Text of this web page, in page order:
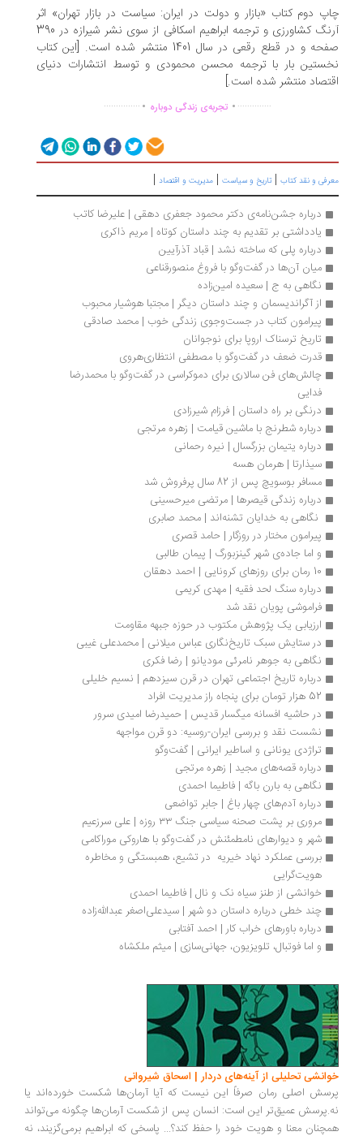
دوم کتاب «بازار و دولت در ایران: سیاست در بازار تهران» اثر
آرنگ کشاورزی و ترجمه ابراهیم اسکافی از سوی نشر شیرازه در 390
صفحه و در قطع رقعی در سال 1401 منتشر شده است. [این کتاب
بار با ترجمه محسن محمودی و توسط انتشارات دنیای
منتشر شده است.]
............... .تجربه‌ی زندگی دوباره ...............
و نقد کتاب|تاریخ و سیاست |مدیریت و اقتصاد|
درباره جشن‌نامه‌ی دکتر محمود جعفری دهقی | علیرضا کاتب
یادداشتی بر تقدیم به چند داستان کوتاه | مریم ذاکری
درباره پلی که ساخته نشد | قباد آذرآیین
میان آن‌ها در گفت‌وگو با فروغ منصورقناعی
نگاهی به ج | سعیده امین‌زاده
از آگراندیسمان و چند داستان دیگر | مجتبا هوشیار محبوب
پیرامون کتاب در جست‌وجوی زندگی خوب | محمد صادقی
تاریخ ترسناک اروپا برای نوجوانان
قدرت ضعف در گفت‌وگو با مصطفی انتظاری‌هروی
چالش‌های فن سالاری برای دموکراسی در گفت‌وگو با محمدرضا
درنگی بر راه داستان‌ | فرزام شیرزادی
درباره شطرنج با ماشین قیامت | زهره مرتجی
درباره یتیمان بزرگسال | نیره رحمانی
سیذارتا | هرمان هسه
مسافر بوسویچ پس از 82 سال پرفروش شد
درباره زندگی قیصرها | مرتضی میرحسینی
نگاهی به خدایان تشنه‌اند | محمد صابری
پیرامون مختار در روزگار | حامد قصری
و اما جاده‌ی شهر گینزبورگ | پیمان طالبی
درباره سنگ لحد فقیه | مهدی کریمی
فراموشی پویان نقد شد
ارزیابی یک پژوهش‌ مکتوب در حوزه جبهه مقاومت
در ستایش سبک تاریخ‌نگاری عباس میلانی | محمدعلی غیبی
نگاهی به جوهر نامرئی مودیانو | رضا فکری
درباره تاریخ اجتماعی تهران در قرن سیزدهم | نسیم خلیلی
در حاشیه افسانه میگسار قدیس | حمیدرضا امیدی‌ سرور
نشست نقد و بررسی ایران-روسیه: دو قرن مواجهه
تراژدی یونانی و اساطیر ایرانی | گفت‌وگو
درباره قصه‌های مجید | زهره مرتجی
نگاهی به بارن باگه | فاطیما احمدی
درباره آدم‌های چهار باغ | جابر تواضعی
مروری بر پشت صحنه سیاسی جنگ ۳۳ روزه | علی سرزعیم
شهر و دیوارهای نامطمئنش در گفت‌وگو با هاروکی موراکامی
بررسی عملکرد نهاد خیریه  در تشیع، همبستگی و مخاطره
هویت‌گرایی
خوانشی از طنز سیاه نک و نال | فاطیما احمدی
چند خطی درباره داستان دو شهر | سیدعلی‌اصغر عبدالله‌زاده
درباره باورهای خراب کار | احمد آفتابی
و اما فوتبال، تلویزیون، جهانی‌سازی | میثم ملکشاه
تحلیلی از آینه‌های دردار | اسحاق شیروانی
اصلی رمان صرفاً این نیست که آیا آرمان‌ها شکست خورده‌اند یا
عمیق‌تر این است: انسان پس از شکست آرمان‌ها چگونه می‌تواند
معنا و هویت خود را حفظ کند؟... پاسخی که ابراهیم برمی‌گزیند، نه